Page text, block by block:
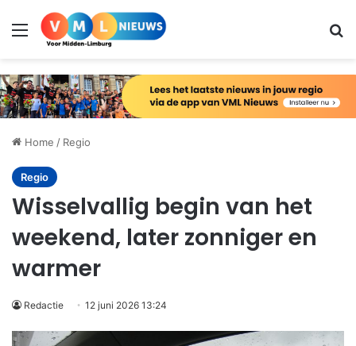
Menu
Home / Regio
Regio
Wisselvallig begin van het
weekend, later zonniger en
warmer
Redactie 12 juni 2026 13:24